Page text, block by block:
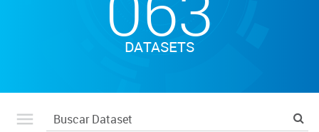
DATASETS